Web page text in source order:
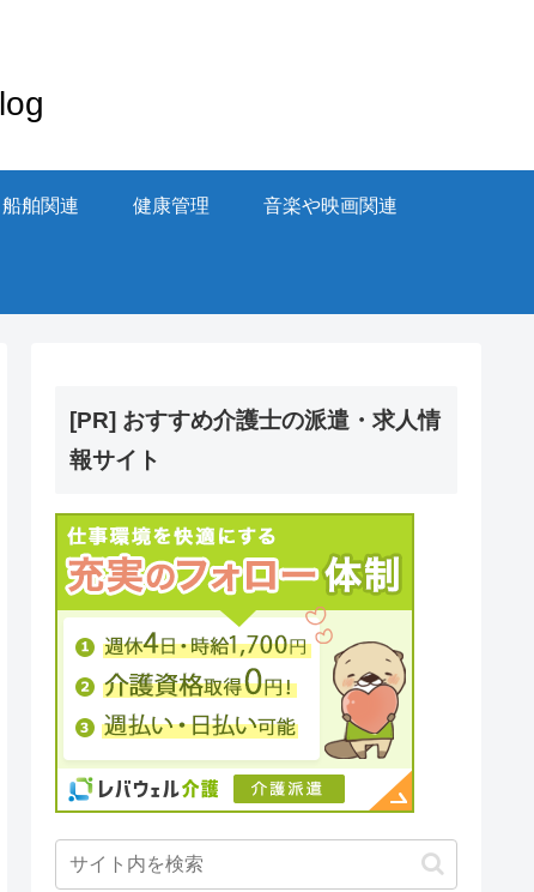
舶関連 健康管理 音楽や映画関連
[PR] おすすめ介護士の派遣・求人情
報サイト